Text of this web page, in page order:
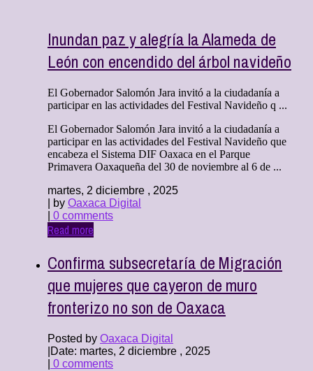
Inundan paz y alegría la Alameda de
León con encendido del árbol navideño
El Gobernador Salomón Jara invitó a la ciudadanía a
participar en las actividades del Festival Navideño q ...
El Gobernador Salomón Jara invitó a la ciudadanía a
participar en las actividades del Festival Navideño que
encabeza el Sistema DIF Oaxaca en el Parque
Primavera Oaxaqueña del 30 de noviembre al 6 de ...
martes, 2 diciembre , 2025
| by Oaxaca Digital
0 comments
Read more
Confirma subsecretaría de Migración
que mujeres que cayeron de muro
fronterizo no son de Oaxaca
Posted by Oaxaca Digital
Date: martes, 2 diciembre , 2025
0 comments